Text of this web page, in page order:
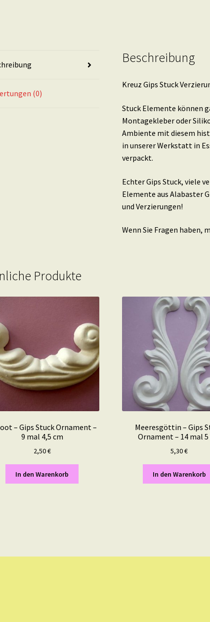
(0)
Beschreibung
Kreuz Gips Stuck
Stuck Elemente können
Montagekleber oder
Ambiente mit diesem
in unserer Werkstatt in
verpackt.
Echter Gips Stuck, viele
Elemente aus Alabaster
und Verzierungen!
Wenn Sie Fragen haben,
Produkte
– Gips Stuck Ornament –
9 mal 4,5 cm
2,50€
In den Warenkorb
Meeresgöttin – Gips
Ornament – 14 mal 5
5,30€
In den Warenkorb